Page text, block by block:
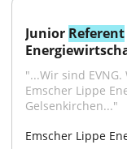
Junior Referent
"...Wir sind
Emscher Lippe
Gelsenkirchen..."
Emscher Lippe